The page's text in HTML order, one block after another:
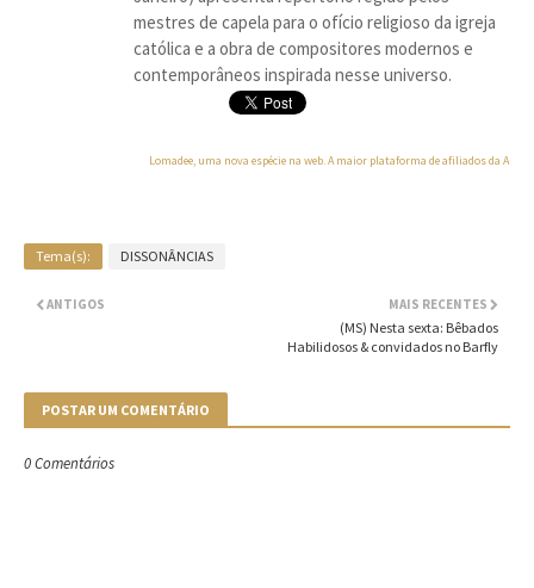
mestres de capela para o ofício religioso da igreja
católica e a obra de compositores modernos e
contemporâneos inspirada nesse universo.
Lomadee, uma nova espécie na web. A maior plataforma de afiliados da
Tema(s): DISSONÂNCIAS
MAIS RECENTES
(MS) Nesta sexta: Bêbados
Habilidosos & convidados no Barfly
ANTIGOS
POSTAR UM COMENTÁRIO
0 Comentários